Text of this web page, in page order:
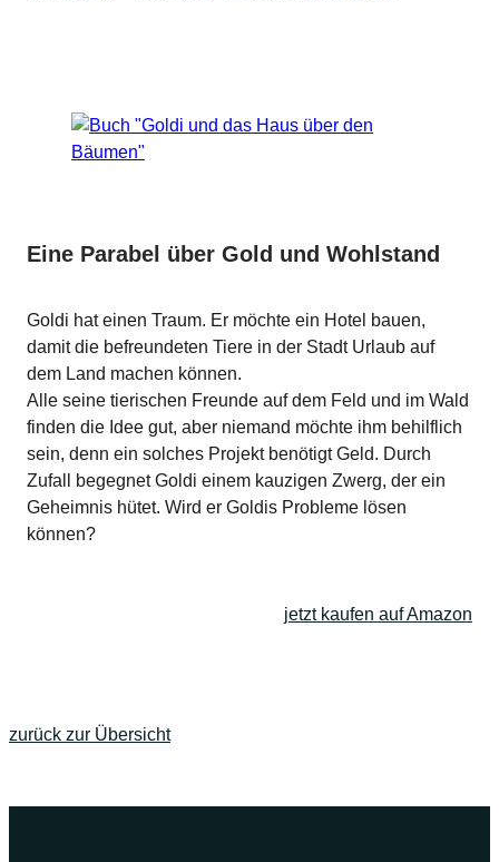
Eine Parabel über Gold und Wohlstand
Goldi hat einen Traum. Er möchte ein Hotel bauen,
damit die befreundeten Tiere in der Stadt Urlaub auf
dem Land machen können.
Alle seine tierischen Freunde auf dem Feld und im Wald
finden die Idee gut, aber niemand möchte ihm behilflich
sein, denn ein solches Projekt benötigt Geld. Durch
Zufall begegnet Goldi einem kauzigen Zwerg, der ein
Geheimnis hütet. Wird er Goldis Probleme lösen
können?
jetzt kaufen auf Amazon
zurück zur Übersicht